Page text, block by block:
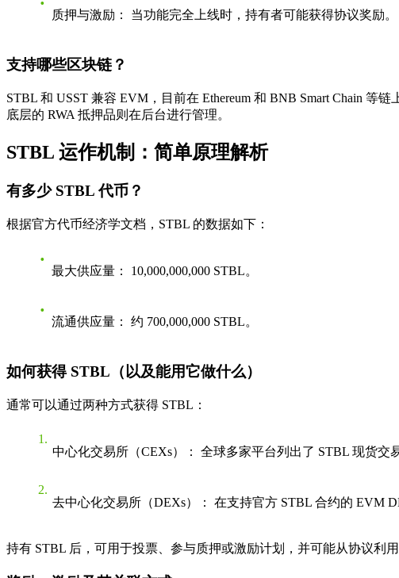
质押与激励： 当功能完全上线时，持有者可能获得协议奖励。
支持哪些区块链？
STBL 和 USST 兼容 EVM，目前在 Ethereum 和 BNB Smart Chain 等链
底层的 RWA 抵押品则在后台进行管理。
STBL 运作机制：简单原理解析
有多少 STBL 代币？
根据官方代币经济学文档，STBL 的数据如下：
最大供应量： 10,000,000,000 STBL。
流通供应量： 约 700,000,000 STBL。
如何获得 STBL（以及能用它做什么）
通常可以通过两种方式获得 STBL：
中心化交易所（CEXs）： 全球多家平台列出了 STBL 现货交
去中心化交易所（DEXs）： 在支持官方 STBL 合约的 EVM
持有 STBL 后，可用于投票、参与质押或激励计划，并可能从协议利